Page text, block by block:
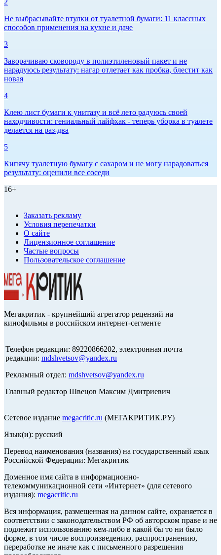
2
Не выбрасывайте втулки от туалетной бумаги: 11 классных
способов применения на кухне и даче
3
Заворачиваю сковороду в полиэтиленовый пакет и не
нарадуюсь результату: нагар отлетает как пробка, блестит как
новая
4
Клею лист бумаги к унитазу и всё лето радуюсь своей
находчивости: гениальный лайфхак - теперь уборка в туалете
делается на раз-два
5
Кипячу туалетную бумагу с сахаром и не могу нарадоваться
результату: оценили все соседи
16+
Заказать рекламу
Условия перепечатки
О сайте
Лицензионное соглашение
Частые вопросы
Пользовательское соглашение
Мегакритик - крупнейший агрегатор рецензий на
кинофильмы в российском интернет-сегменте
Телефон редакции: 89220866202, электронная почта
редакции: mdshvetsov@yandex.ru
Рекламный отдел: mdshvetsov@yandex.ru
Главный редактор Швецов Максим Дмитриевич
Сетевое издание megacritic.ru (МЕГАКРИТИК.РУ)
Язык(и): русский
Перевод наименования (названия) на государственный язык
Российской Федерации: Мегакритик
Доменное имя сайта в информационно-
телекоммуникационной сети «Интернет» (для сетевого
издания): megacritic.ru
Вся информация, размещенная на данном сайте, охраняется в
соответствии с законодательством РФ об авторском праве и не
подлежит использованию кем-либо в какой бы то ни было
форме, в том числе воспроизведению, распространению,
переработке не иначе как с письменного разрешения